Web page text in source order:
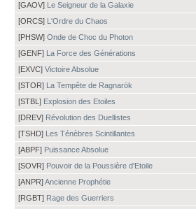
[GAOV] Le Seigneur de la Galaxie
[ORCS] L'Ordre du Chaos
[PHSW] Onde de Choc du Photon
[GENF] La Force des Générations
[EXVC] Victoire Absolue
[STOR] La Tempête de Ragnarök
[STBL] Explosion des Etoiles
[DREV] Révolution des Duellistes
[TSHD] Les Ténèbres Scintillantes
[ABPF] Puissance Absolue
[SOVR] Pouvoir de la Poussière d'Etoile
[ANPR]Ancienne Prophétie
[RGBT] Rage des Guerriers